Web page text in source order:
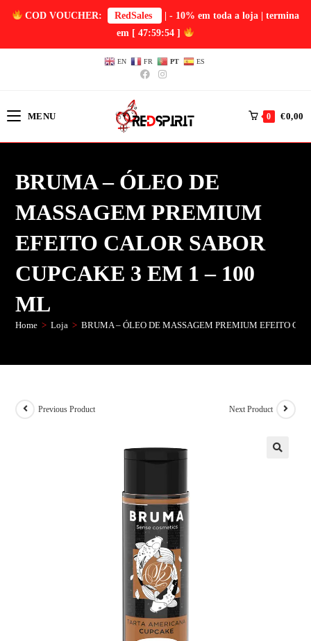
COD VOUCHER: RedSales
| - 10% em toda a loja | termina
em [ 47:59:54 ]
EN FR PT ES
MENU 0 €0,00
BRUMA – ÓLEO DE
MASSAGEM PREMIUM
EFEITO CALOR SABOR
CUPCAKE 3 EM 1 – 100
ML
Home > Loja > BRUMA – ÓLEO DE MASSAGEM PREMIUM EFEITO
Previous Product Next Product